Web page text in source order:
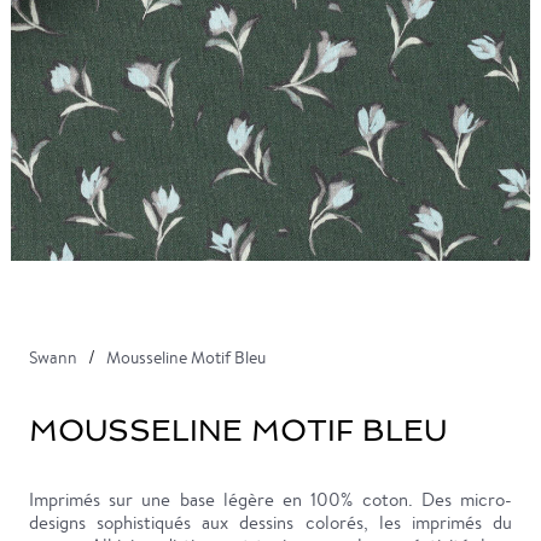
Swann Mousseline Motif Bleu
MOUSSELINE MOTIF BLEU
Imprimés sur une base légère en 100% coton. Des micro-
designs sophistiqués aux dessins colorés, les imprimés du